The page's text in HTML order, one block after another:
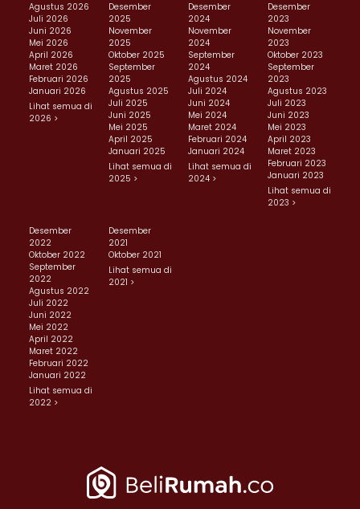
Agustus 2026
Juli 2026
Juni 2026
Mei 2026
April 2026
Maret 2026
Februari 2026
Januari 2026
Lihat semua di
2026 >
Desember
2025
November
2025
Oktober 2025
September
2025
Agustus 2025
Juli 2025
Juni 2025
Mei 2025
April 2025
Januari 2025
Lihat semua di
2025 >
Desember
2024
November
2024
September
2024
Agustus 2024
Juli 2024
Juni 2024
Mei 2024
Maret 2024
Februari 2024
Januari 2024
Lihat semua di
2024 >
Desember
2023
November
2023
Oktober 2023
September
2023
Agustus 2023
Juli 2023
Juni 2023
Mei 2023
April 2023
Maret 2023
Februari 2023
Januari 2023
Lihat semua di
2023 >
Desember
2022
Oktober 2022
September
2022
Agustus 2022
Juli 2022
Juni 2022
Mei 2022
April 2022
Maret 2022
Februari 2022
Januari 2022
Lihat semua di
2022 >
Desember
2021
Oktober 2021
Lihat semua di
2021 >